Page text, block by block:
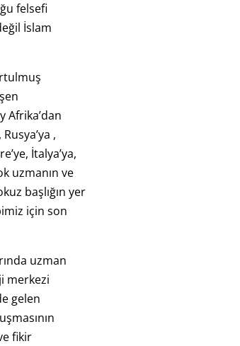
felsefi
İslam
Afrika’dan
,
İtalya’ya,
uzmanın ve
başlığın yer
için son
uzman
merkezi
gelen
fikir